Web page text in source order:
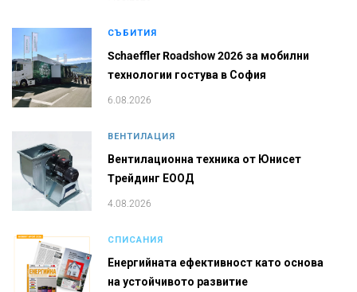
СЪБИТИЯ
Schaeffler Roadshow 2026 за мобилни
технологии гостува в София
6.08.2026
ВЕНТИЛАЦИЯ
Вентилационна техника от Юнисет
Tрейдинг ЕООД
4.08.2026
СПИСАНИЯ
Енергийната ефективност като основа
на устойчивото развитие